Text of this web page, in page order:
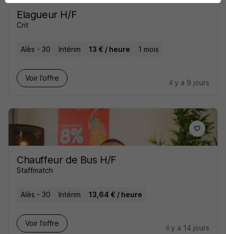
Elagueur H/F
Crit
Alès - 30 Intérim 13 € / heure 1 mois
Voir l’offre
il y a 9 jours
Chauffeur de Bus H/F
Staffmatch
Alès - 30 Intérim 13,64 € / heure
Voir l’offre
il y a 14 jours